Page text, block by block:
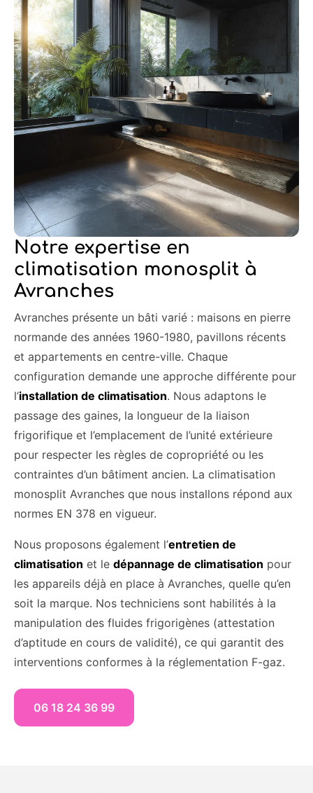
Notre expertise en
climatisation monosplit à
Avranches
Avranches présente un bâti varié : maisons en pierre
normande des années 1960-1980, pavillons récents
et appartements en centre-ville. Chaque
configuration demande une approche différente pour
l’installation de climatisation. Nous adaptons le
passage des gaines, la longueur de la liaison
frigorifique et l’emplacement de l’unité extérieure
pour respecter les règles de copropriété ou les
contraintes d’un bâtiment ancien. La climatisation
monosplit Avranches que nous installons répond aux
normes EN 378 en vigueur.
Nous proposons également l’entretien de
climatisation et le dépannage de climatisation pour
les appareils déjà en place à Avranches, quelle qu’en
soit la marque. Nos techniciens sont habilités à la
manipulation des fluides frigorigènes (attestation
d’aptitude en cours de validité), ce qui garantit des
interventions conformes à la réglementation F-gaz.
06 18 24 36 99